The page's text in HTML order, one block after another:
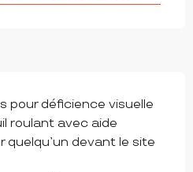
pour déficience visuelle
roulant avec aide
quelqu’un devant le site